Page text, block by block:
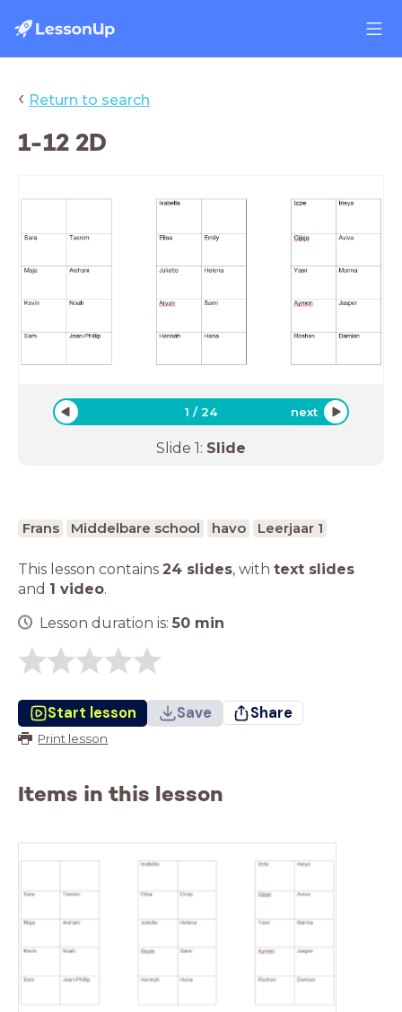
‹ Return to search
1-12 2D
1 /24 next
Slide 1: Slide
Frans Middelbare school havo Leerjaar 1
This lesson contains 24 slides, with text slides
and 1 video.
Lesson duration is: 50 min
Start lesson Save Share
Print lesson
Items in this lesson